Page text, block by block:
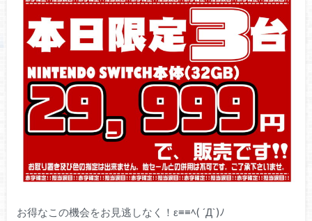
お得なこの機会をお見逃しなく！ε≡≡ﾍ( ´Д`)ﾉ